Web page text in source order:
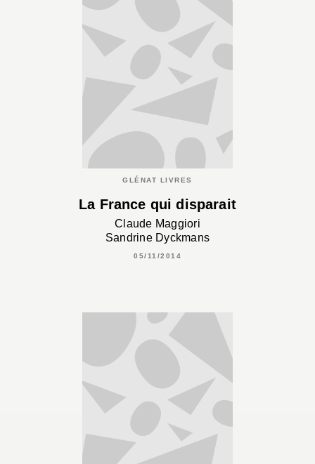
GLÉNAT LIVRES
La France qui disparait
Claude Maggiori
Sandrine Dyckmans
05/11/2014